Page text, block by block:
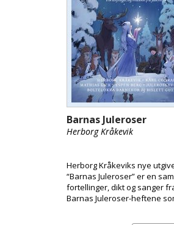
Barnas Juleroser
Herborg Kråkevik
Herborg Kråkeviks nye
“Barnas Juleroser” er en
fortellinger, dikt og sanger
Barnas Juleroser-heftene